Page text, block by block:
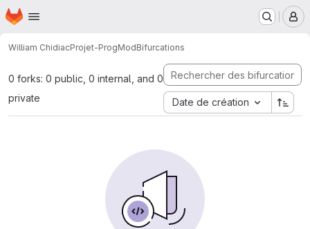
Passer au contenu principal
Page d'accueil
William ChidiacProjet-ProgModBifurcations
0 forks: 0 public, 0 internal, and 0
private
Date de création